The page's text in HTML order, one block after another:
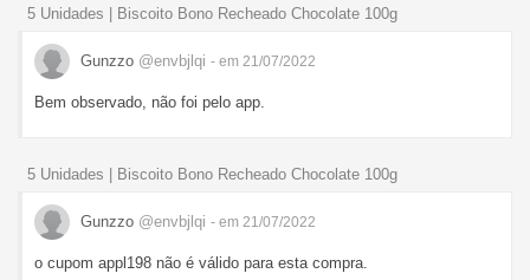
5 Unidades | Biscoito Bono Recheado Chocolate 100g
Gunzzo @envbjlqi - em 21/07/2022
Bem observado, não foi pelo app.
5 Unidades | Biscoito Bono Recheado Chocolate 100g
Gunzzo @envbjlqi - em 21/07/2022
o cupom appl198 não é válido para esta compra.